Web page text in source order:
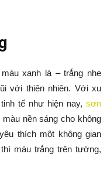
xanh lá – trắng nhẹ
với thiên nhiên. Với xu
tế như hiện nay, sơn
nền sáng cho không
thích một không gian
màu trắng trên tường,